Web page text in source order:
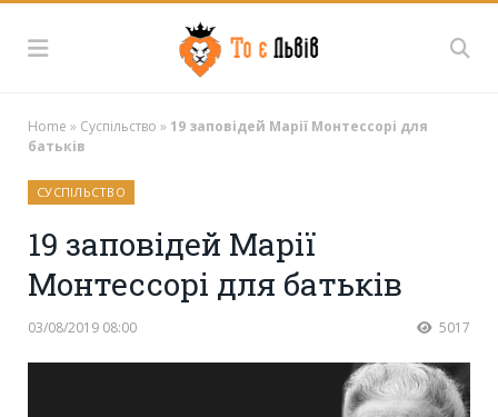
Home » Суспільство » 19 заповідей Марії Монтессорі для
батьків
СУСПІЛЬСТВО
19 заповідей Марії
Монтессорі для батьків
03/08/2019 08:00 5017